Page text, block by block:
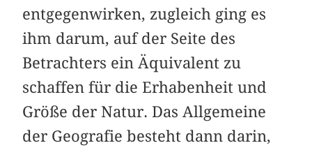
entgegenwirken, zugleich ging es
ihm darum, auf der Seite des
Betrachters ein Äquivalent zu
schaffen für die Erhabenheit und
Größe der Natur. Das Allgemeine
der Geografie besteht dann darin,